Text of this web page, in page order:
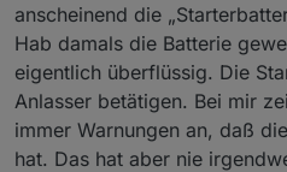
anscheinend die
Hab damals die Batterie
eigentlich überflüssig. Die
Anlasser betätigen. Bei mir
immer Warnungen an, daß
hat. Das hat aber nie